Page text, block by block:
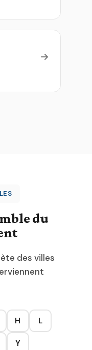
du
des villes
H L
Y